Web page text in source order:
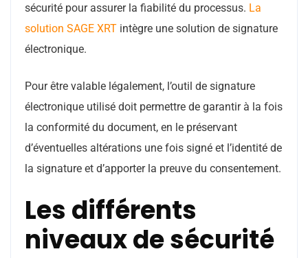
sécurité pour assurer la fiabilité du processus. La
solution SAGE XRT intègre une solution de signature
électronique.
Pour être valable légalement, l’outil de signature
électronique utilisé doit permettre de garantir à la fois
la conformité du document, en le préservant
d’éventuelles altérations une fois signé et l’identité de
la signature et d’apporter la preuve du consentement.
Les différents
niveaux de sécurité